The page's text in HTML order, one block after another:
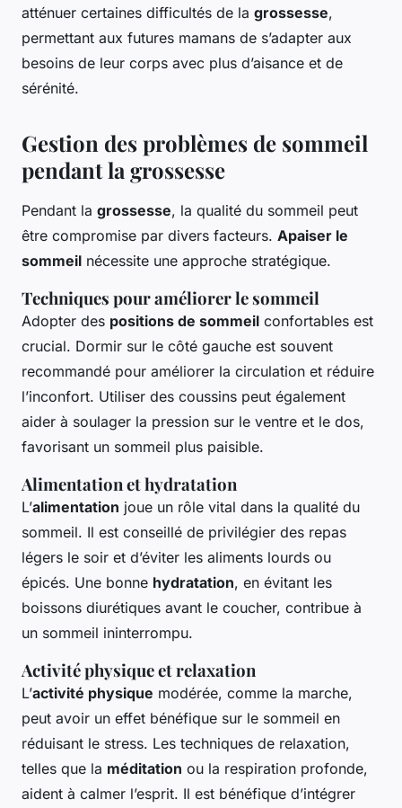
atténuer certaines difficultés de la grossesse,
permettant aux futures mamans de s’adapter aux
besoins de leur corps avec plus d’aisance et de
sérénité.
Gestion des problèmes de sommeil
pendant la grossesse
Pendant la grossesse, la qualité du sommeil peut
être compromise par divers facteurs. Apaiser le
sommeil nécessite une approche stratégique.
Techniques pour améliorer le sommeil
Adopter des positions de sommeil confortables est
crucial. Dormir sur le côté gauche est souvent
recommandé pour améliorer la circulation et réduire
l’inconfort. Utiliser des coussins peut également
aider à soulager la pression sur le ventre et le dos,
favorisant un sommeil plus paisible.
Alimentation et hydratation
L’alimentation joue un rôle vital dans la qualité du
sommeil. Il est conseillé de privilégier des repas
légers le soir et d’éviter les aliments lourds ou
épicés. Une bonne hydratation, en évitant les
boissons diurétiques avant le coucher, contribue à
un sommeil ininterrompu.
Activité physique et relaxation
L’activité physique modérée, comme la marche,
peut avoir un effet bénéfique sur le sommeil en
réduisant le stress. Les techniques de relaxation,
telles que la méditation ou la respiration profonde,
aident à calmer l’esprit. Il est bénéfique d’intégrer